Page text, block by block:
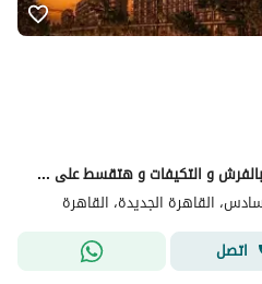
فرصه استثماريه ستوديو متشطب بالفرش و التكيفات و هتقسط على 9 سنين
القاهرة الجديدة، القاهرة
اتصل